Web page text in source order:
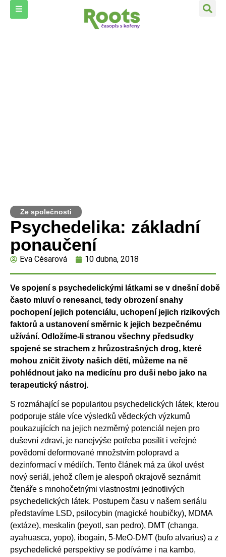
Ze společnosti
Psychedelika: základní
ponaučení
Eva Césarová 10 dubna, 2018
Ve spojení s psychedelickými látkami se v dnešní době
často mluví o renesanci, tedy obrození snahy
pochopení jejich potenciálu, uchopení jejich rizikových
faktorů a ustanovení směrnic k jejich bezpečnému
užívání. Odložíme-li stranou všechny předsudky
spojené se strachem z hrůzostrašných drog, které
mohou zničit životy našich dětí, můžeme na ně
pohlédnout jako na medicínu pro duši nebo jako na
terapeutický nástroj.
S rozmáhající se popularitou psychedelických látek, kterou
podporuje stále více výsledků vědeckých výzkumů
poukazujících na jejich nezměrný potenciál nejen pro
duševní zdraví, je nanejvýše potřeba posílit i veřejné
povědomí deformované množstvím polopravd a
dezinformací v médiích. Tento článek má za úkol uvést
nový seriál, jehož cílem je alespoň okrajově seznámit
čtenáře s mnohočetnými vlastnostmi jednotlivých
psychedelických látek. Postupem času v našem seriálu
představíme LSD, psilocybin (magické houbičky), MDMA
(extáze), meskalin (peyotl, san pedro), DMT (changa,
ayahuasca, yopo), ibogain, 5-MeO-DMT (bufo alvarius) a z
psychedelické perspektivy se podíváme i na kambo,